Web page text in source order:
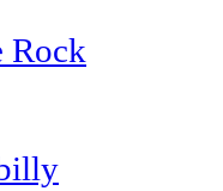
Rock